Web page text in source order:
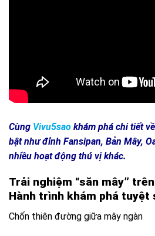
Cùng Vivu5sao khám phá chi tiết
bật như đỉnh Fansipan, Bản Mây,
nhiều hoạt động thú vị khác.
Trải nghiệm “săn mây”
Hành trình khám phá tuyệt
Chốn thiên đường giữa mây ngàn